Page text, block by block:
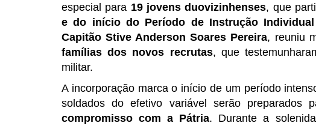
especial para 19 jovens duovizinhenses, que
e do início do Período de Instrução
Capitão Stive Anderson Soares Pereira, reuniu
famílias dos novos recrutas, que
militar.
A incorporação marca o início de um período
soldados do efetivo variável serão preparados
compromisso com a Pátria. Durante a